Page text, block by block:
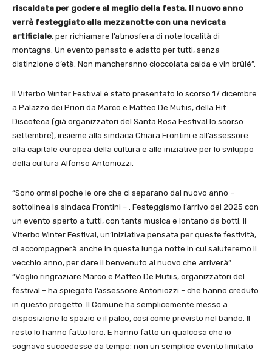
riscaldata per godere al meglio della festa. Il nuovo anno
verrà festeggiato alla mezzanotte con una nevicata
artificiale, per richiamare l’atmosfera di note località di
montagna. Un evento pensato e adatto per tutti, senza
distinzione d’età. Non mancheranno cioccolata calda e vin brûlé”.
Il Viterbo Winter Festival è stato presentato lo scorso 17 dicembre
a Palazzo dei Priori da Marco e Matteo De Mutiis, della Hit
Discoteca (già organizzatori del Santa Rosa Festival lo scorso
settembre), insieme alla sindaca Chiara Frontini e all’assessore
alla capitale europea della cultura e alle iniziative per lo sviluppo
della cultura Alfonso Antoniozzi.
“Sono ormai poche le ore che ci separano dal nuovo anno –
sottolinea la sindaca Frontini – . Festeggiamo l’arrivo del 2025 con
un evento aperto a tutti, con tanta musica e lontano da botti. Il
Viterbo Winter Festival, un’iniziativa pensata per queste festività,
ci accompagnerà anche in questa lunga notte in cui saluteremo il
vecchio anno, per dare il benvenuto al nuovo che arriverà”.
“Voglio ringraziare Marco e Matteo De Mutiis, organizzatori del
festival – ha spiegato l’assessore Antoniozzi – che hanno creduto
in questo progetto. Il Comune ha semplicemente messo a
disposizione lo spazio e il palco, così come previsto nel bando. Il
resto lo hanno fatto loro. E hanno fatto un qualcosa che io
sognavo succedesse da tempo: non un semplice evento limitato